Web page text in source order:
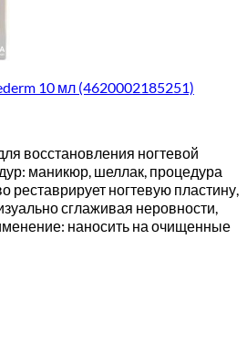
10 мл (4620002185251)
восстановления ногтевой
маникюр, шеллак, процедура
реставрирует ногтевую пластину,
сглаживая неровности,
наносить на очищенные